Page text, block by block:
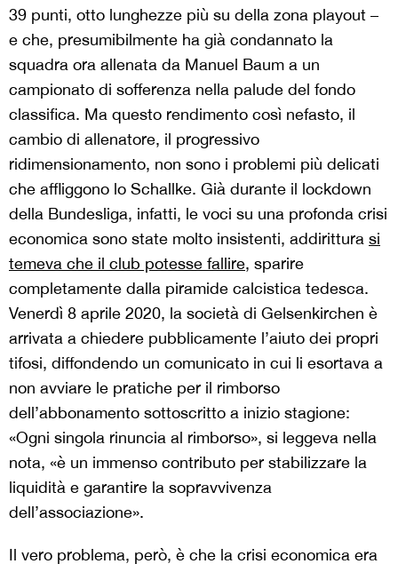
39 punti, otto lunghezze più su della zona playout –
e che, presumibilmente ha già condannato la
squadra ora allenata da Manuel Baum a un
campionato di sofferenza nella palude del fondo
classifica. Ma questo rendimento così nefasto, il
cambio di allenatore, il progressivo
ridimensionamento, non sono i problemi più delicati
che affliggono lo Schallke. Già durante il lockdown
della Bundesliga, infatti, le voci su una profonda crisi
economica sono state molto insistenti, addirittura si
temeva che il club potesse fallire, sparire
completamente dalla piramide calcistica tedesca.
Venerdì 8 aprile 2020, la società di Gelsenkirchen è
arrivata a chiedere pubblicamente l’aiuto dei propri
tifosi, diffondendo un comunicato in cui li esortava a
non avviare le pratiche per il rimborso
dell’abbonamento sottoscritto a inizio stagione:
«Ogni singola rinuncia al rimborso», si leggeva nella
nota, «è un immenso contributo per stabilizzare la
liquidità e garantire la sopravvivenza
dell’associazione».
Il vero problema, però, è che la crisi economica era